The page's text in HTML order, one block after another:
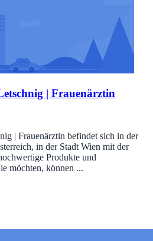
| Frauenärztin
| Frauenärztin befindet sich in der
in der Stadt Wien mit der
Produkte und
möchten, können ...